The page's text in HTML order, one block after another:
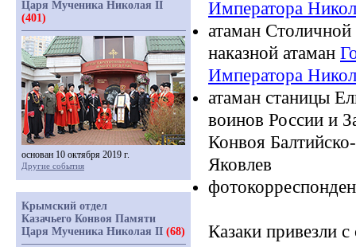
Императора
атаман Столичной
наказной атаман
Императора
атаман станицы
воинов России и
Конвоя
Яковлев
Казаки привезли
Царя Мученика Николая II
(401)
основан 10 октября 2019 г.
Другие события
Крымский отдел
Казачьего Конвоя Памяти
Царя Мученика Николая II (68)